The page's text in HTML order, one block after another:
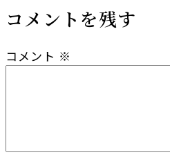
コメントを残す
コメント ※